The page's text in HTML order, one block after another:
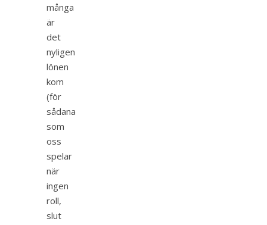
många
är
det
nyligen
lönen
kom
(för
sådana
som
oss
spelar
när
ingen
roll,
slut